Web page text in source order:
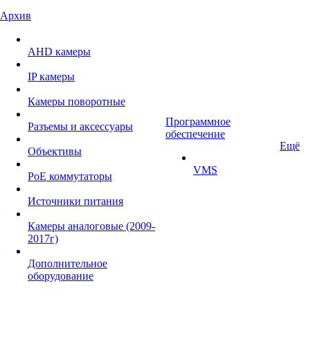
Архив
AHD камеры
IP камеры
Камеры поворотные
Разъемы и аксессуары
Объективы
PoE коммутаторы
Источники питания
Камеры аналоговые (2009-
2017г)
Дополнительное
оборудование
Программное
обеспечение
VMS
Ещё